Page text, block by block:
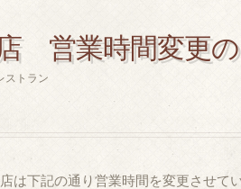
営業時間変更
ストラン
は下記の通り営業時間を変更させて